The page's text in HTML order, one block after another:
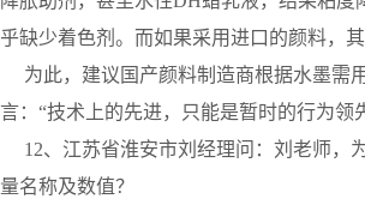
乎缺少着色剂。而如果采用进口的颜料，
为此，建议国产颜料制造商根据水墨需
言：“技术上的先进，只能是暂时的行为
12、江苏省淮安市刘经理问：刘老师，
量名称及数值？